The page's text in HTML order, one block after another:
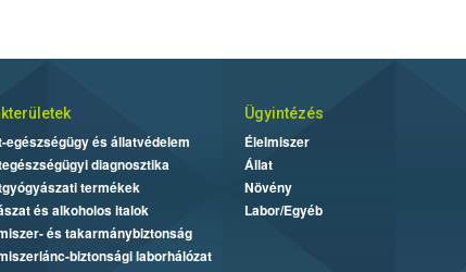
egészségügy és állatvédelem
diagnosztika
termékek
és alkoholos italok
és takarmánybiztonság
biztonsági laborhálózat
Ügyintézés
Élelmiszer
Állat
Növény
Labor/Egyéb